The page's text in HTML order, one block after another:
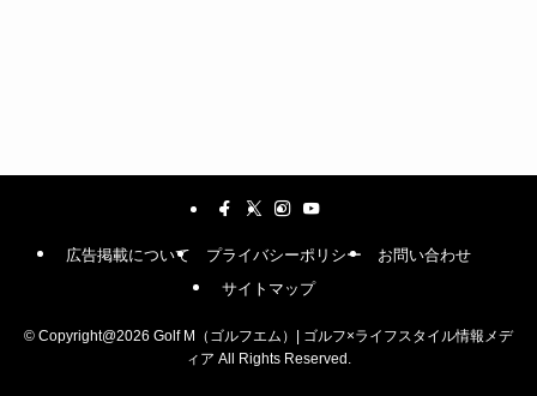
広告掲載について プライバシーポリシー
お問い合わせ
サイトマップ
© Copyright@2026 Golf M（ゴルフエム）| ゴルフ×ライフスタイル情報メデ
ィア All Rights Reserved.